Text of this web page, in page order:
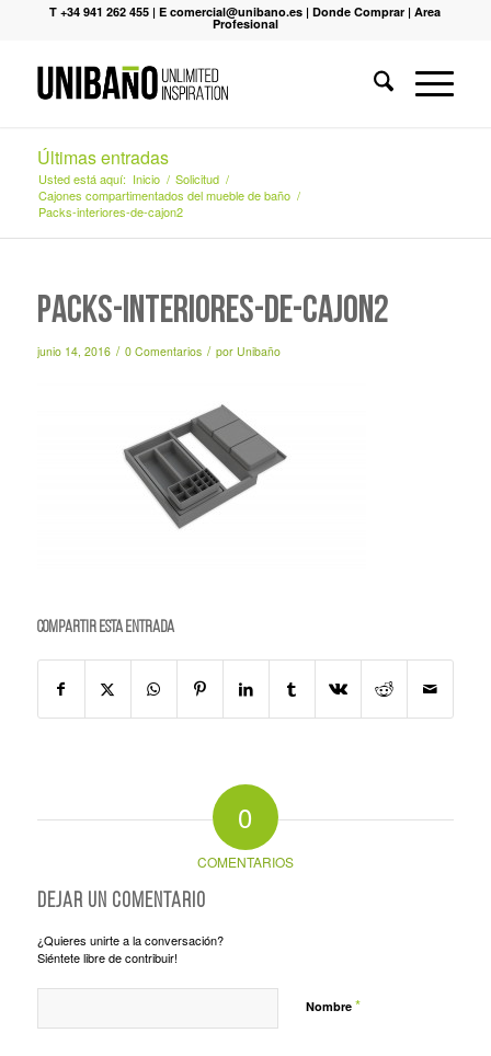
T +34 941 262 455 |E comercial@unibano.es |Donde Comprar |Area
Profesional
Últimas entradas
Usted está aquí: Inicio / Solicitud /
Cajones compartimentados del mueble de baño /
Packs-interiores-de-cajon2
Packs-interiores-de-cajon2
junio 14, 2016 / 0 Comentarios / por Unibaño
Compartir esta entrada
0
COMENTARIOS
Dejar un comentario
¿Quieres unirte a la conversación?
Siéntete libre de contribuir!
Nombre *